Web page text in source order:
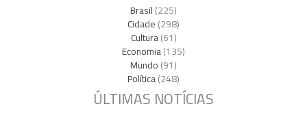
Brasil(225)
Cidade(298)
Cultura(61)
Economia(135)
Mundo(91)
Política(248)
ÚLTIMAS NOTÍCIAS